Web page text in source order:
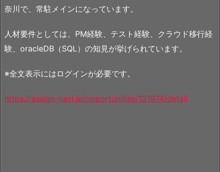
奈川で、常駐メインになっています。
人材要件としては、PM経験、テスト経験、クラウド移行経
験、oracleDB（SQL）の知見が挙げられています。
※全文表示にはログインが必要です。
https://assign-navi.jp/opportunities/121974/detail